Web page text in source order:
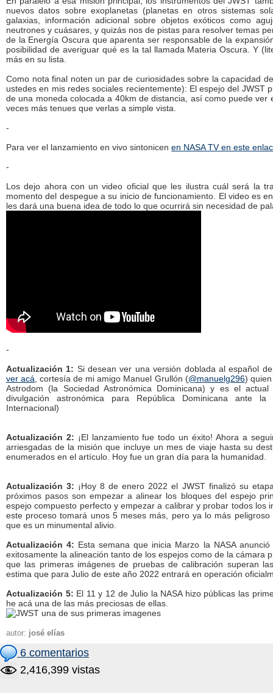
nuevos datos sobre exoplanetas (planetas en otros sistemas
galaxias, información adicional sobre objetos exóticos como
neutrones y cuásares, y quizás nos de pistas para resolver temas
de la Energía Oscura que aparenta ser responsable de la
posibilidad de averiguar qué es la tal llamada Materia Oscura. Y
más en su lista.
Como nota final noten un par de curiosidades sobre la capacidad
ustedes en mis redes sociales recientemente): El espejo del JWST
de una moneda colocada a 40km de distancia, así como puede ver
veces más tenues que verlas a simple vista.
-
Para ver el lanzamiento en vivo sintonicen en NASA TV en este
-
Los dejo ahora con un video oficial que les ilustra cuál será la
momento del despegue a su inicio de funcionamiento. El video es
les dará una buena idea de todo lo que ocurrirá sin necesidad de
-
Actualización 1: Si desean ver una versión doblada al español
ver acá , cortesía de mi amigo Manuel Grullón (@manuelg296)
Astrodom (la Sociedad Astronómica Dominicana) y es el actual
divulgación astronómica para República Dominicana ante la
Internacional)
Actualización 2: ¡El lanzamiento fue todo un éxito! Ahora a
arriesgadas de la misión que incluye un mes de viaje hasta su
enumerados en el artículo. Hoy fue un gran día para la humanidad.
Actualización 3: ¡Hoy 8 de enero 2022 el JWST finalizó su
próximos pasos son empezar a alinear los bloques del espejo
espejo compuesto perfecto y empezar a calibrar y probar todos los
este proceso tomará unos 5 meses más, pero ya lo más
que es un minumental alivio.
Actualización 4: Esta semana que inicia Marzo la NASA
exitosamente la alineación tanto de los espejos como de la cámara
que las primeras imágenes de pruebas de calibración superan
estima que para Julio de este año 2022 entrará en operación
Actualización 5: El 11 y 12 de Julio la NASA hizo públicas las
he acá una de las más preciosas de ellas.
autor: josé elías
6 comentarios
2,416,399 vistas